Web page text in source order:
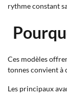
rythme constant
Ces modèles
tonnes convient à
Les principaux